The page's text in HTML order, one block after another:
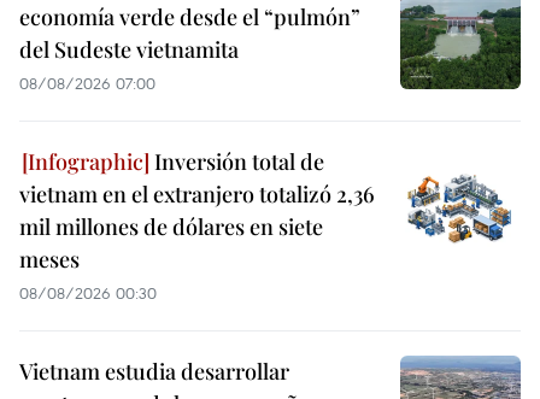
economía verde desde el “pulmón”
del Sudeste vietnamita
08/08/2026 07:00
Inversión total de
vietnam en el extranjero totalizó 2,36
mil millones de dólares en siete
meses
08/08/2026 00:30
Vietnam estudia desarrollar